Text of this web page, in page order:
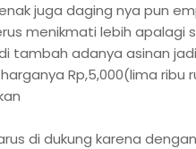
juga daging nya pun
menikmati lebih apalagi
tambah adanya asinan
Rp,5,000(lima
di dukung karena